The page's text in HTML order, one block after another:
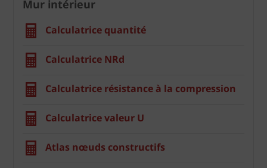
Mur intérieur
Calculatrice quantité
Calculatrice NRd
Calculatrice résistance à la compression
Calculatrice valeur U
Atlas nœuds constructifs